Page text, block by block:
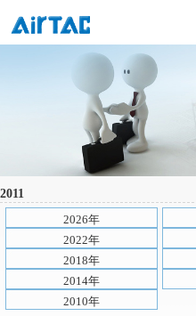
2011
2026年
2022年
2018年
2014年
2010年